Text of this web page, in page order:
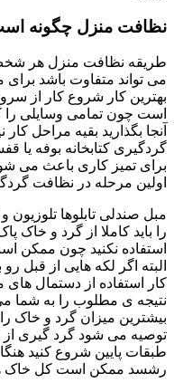
نظافت منزل چگونه
طریقه نظافت منزل هر
می تواند متفاوت باشد
بهترین کار شروع کار از
است چون تمامی وسایلی را
آنجا بگذارید بقیه مراحل
گردگیری کتابخانه بوفه یا
برای تمیز کاری باعث می
اولین مرحله در نظافت
مبل صندلی تابلوها تلوزیون
را باید کاملا از گرد و
استفاده نکنید چون ممکن
البته اگر لکه هایی از قبل
کار استفاده از دستمال
نتیجه ی مطلوب را به شما
بیشترین میزان گرد و خاک
توصیه می شود گرد گیری از
طبقات پایین شروع کنید
رشسد ممکن است کل خاک ها